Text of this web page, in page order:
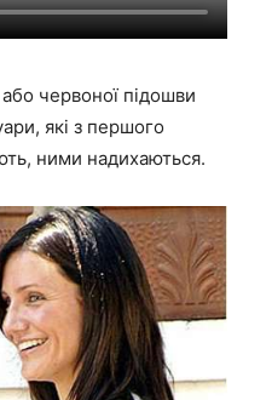
червоної підошви
які з першого
ними надихаються.